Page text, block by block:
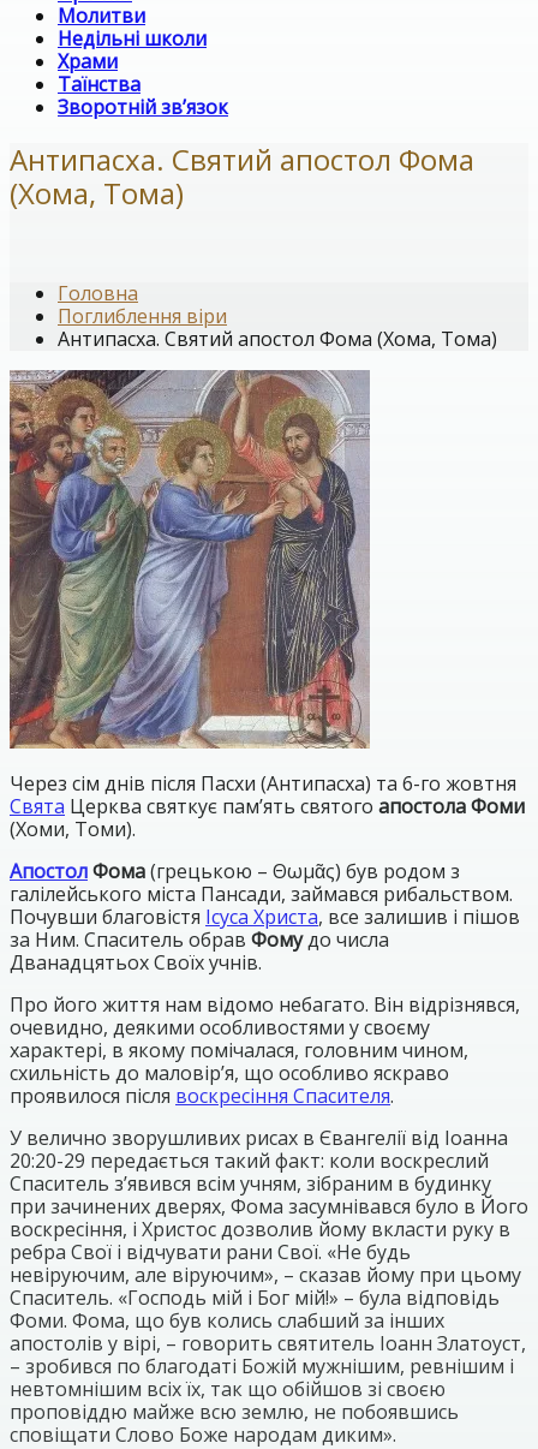
Молитви
Недільні школи
Храми
Таїнства
Зворотній зв’язок
Антипасха. Святий апостол Фома
(Хома, Тома)
Головна
Поглиблення віри
Антипасха. Святий апостол Фома (Хома, Тома)
Через сім днів після Пасхи (Антипасха) та 6-го жовтня
Свята Церква святкує пам’ять святого апостола Фоми
(Хоми, Томи).
АпостолФома(грецькою – Θωμᾶς) був родом з
галілейського міста Пансади, займався рибальством.
Почувши благовістя Ісуса Христа, все залишив і пішов
за Ним. Спаситель обрав Фомудо числа
Дванадцятьох Своїх учнів.
Про його життя нам відомо небагато. Він відрізнявся,
очевидно, деякими особливостями у своєму
характері, в якому помічалася, головним чином,
схильність до маловір’я, що особливо яскраво
проявилося після воскресіння Спасителя.
У велично зворушливих рисах в Євангелії від Іоанна
20:20-29 передається такий факт: коли воскреслий
Спаситель з’явився всім учням, зібраним в будинку
при зачинених дверях, Фома засумнівався було в Його
воскресіння, і Христос дозволив йому вкласти руку в
ребра Свої і відчувати рани Свої. «Не будь
невіруючим, але віруючим», – сказав йому при цьому
Спаситель. «Господь мій і Бог мій!» – була відповідь
Фоми. Фома, що був колись слабший за інших
апостолів у вірі, – говорить святитель Іоанн Златоуст,
– зробився по благодаті Божій мужнішим, ревнішим і
невтомнішим всіх їх, так що обійшов зі своєю
проповіддю майже всю землю, не побоявшись
сповіщати Слово Боже народам диким».